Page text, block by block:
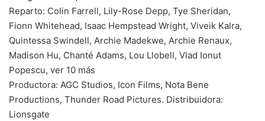
Reparto: Colin Farrell, Lily-Rose Depp, Tye Sheridan,
Fionn Whitehead, Isaac Hempstead Wright, Viveik Kalra,
Quintessa Swindell, Archie Madekwe, Archie Renaux,
Madison Hu, Chanté Adams, Lou Llobell, Vlad Ionut
Popescu, ver 10 más
Productora: AGC Studios, Icon Films, Nota Bene
Productions, Thunder Road Pictures. Distribuidora:
Lionsgate